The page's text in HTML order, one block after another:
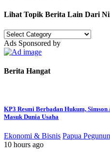
Lihat Topik Berita Lain Dari
Lihat
Topik
Berita
Dari
Ads Sponsored by
Berita Hangat
KP3 Resmi Berbadan Hukum, Simson
Masuk Dunia Usaha
Ekonomi & Bisnis Papua
10 hours ago